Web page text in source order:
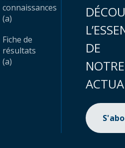
connaissances
(a)
Fiche de
résultats
(a)
DE
NOTRE